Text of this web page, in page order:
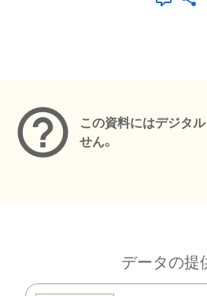
この資料にはデジタ
せん。
データの提